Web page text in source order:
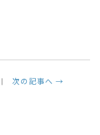
次の記事へ →